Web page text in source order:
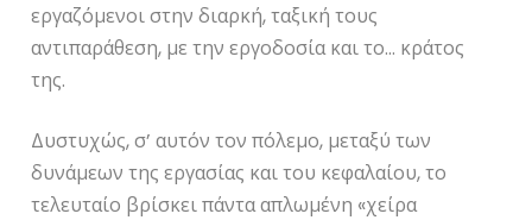
εργαζόμενοι στην διαρκή, ταξική τους
αντιπαράθεση, με την εργοδοσία και το… κράτος
της.
Δυστυχώς, σ’ αυτόν τον πόλεμο, μεταξύ των
δυνάμεων της εργασίας και του κεφαλαίου, το
τελευταίο βρίσκει πάντα απλωμένη «χείρα